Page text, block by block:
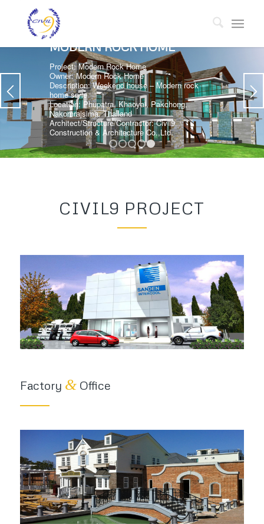
MODERN ROCK HOME
Project: Modern Rock Home
Owner: Modern Rock Home
Description: Weekend house – Modern rock
home sryle
Location: Phupatra, Khaoyai, Pakchong,
Nakornrajsima, Thailand
Architect/Structure/Contractor: Civil9
Construction & Architecture Co.,Ltd.
1 2 3 4 5
CIVIL9 PROJECT
Factory &Office